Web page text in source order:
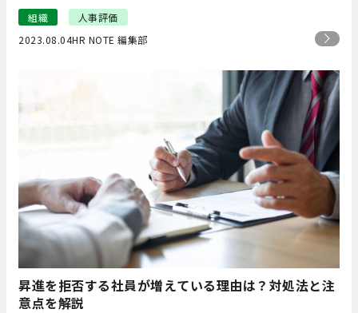
組織
人事評価
2023.08.04HR NOTE 編集部
昇進を拒否する社員が増えている理由は？対処法と注
意点を解説